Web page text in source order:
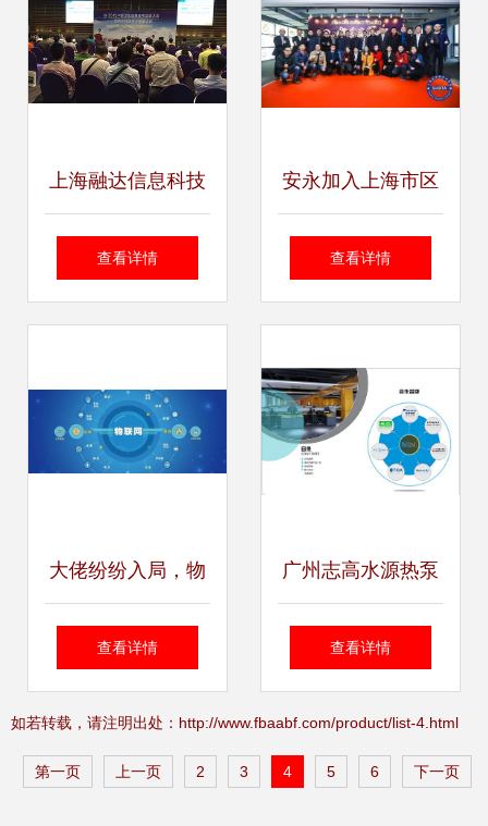
上海融达信息科技
专业的技术咨询欢
查看详情
安永加入上海市区
块链技术协会，助
查看详情
大佬纷纷入局，物
联网前景广阔 上海
查看详情
广州志高水源热泵
商用诚信企业推荐
详解
查看详情
如若转载，请注明出处：http://www.fbaabf.com/product/list-4.html
第一页 上一页 2 3 4 5 6 下一页